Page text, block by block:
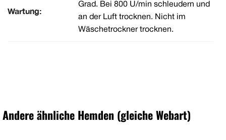
Wartung:
Grad. Bei 800 U/min schleudern und
an der Luft trocknen. Nicht im
Wäschetrockner trocknen.
Andere ähnliche Hemden (gleiche Webart)